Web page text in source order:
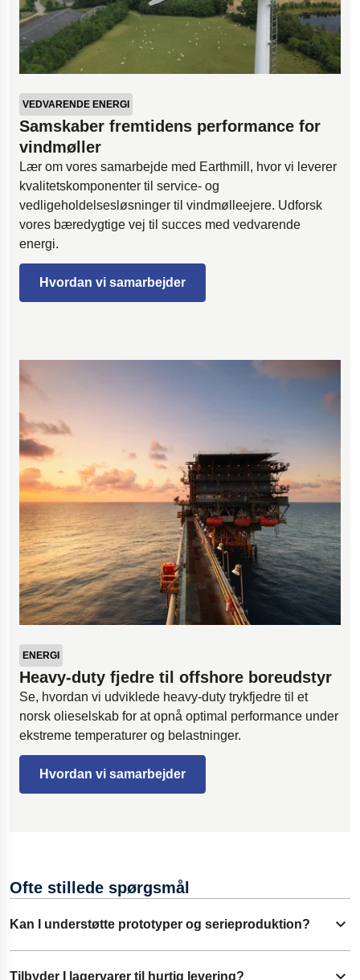
VEDVARENDE ENERGI
Samskaber fremtidens performance for
vindmøller
Lær om vores samarbejde med Earthmill, hvor vi leverer
kvalitetskomponenter til service- og
vedligeholdelsesløsninger til vindmølleejere. Udforsk
vores bæredygtige vej til succes med vedvarende
energi.
Hvordan vi samarbejder
ENERGI
Heavy-duty fjedre til offshore boreudstyr
Se, hvordan vi udviklede heavy-duty trykfjedre til et
norsk olieselskab for at opnå optimal performance under
ekstreme temperaturer og belastninger.
Hvordan vi samarbejder
Ofte stillede spørgsmål
Kan I understøtte prototyper og serieproduktion?
Udvid indhold
Ja. Vi understøtter alt fra enkeltudvikling til serier på
Tilbyder I lagervarer til hurtig levering?